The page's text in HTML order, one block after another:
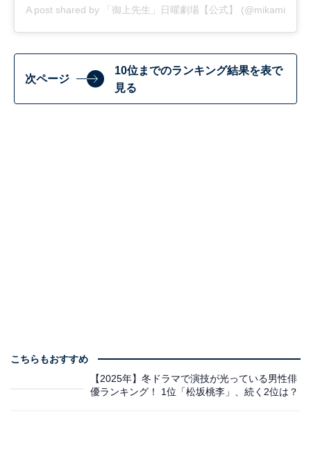
A post shared by 「御上先生」日曜劇場【公式】
次ページ
10位までのランキング結果を表で
見る
こちらもおすすめ
【2025年】冬ドラマで演技が光っている男性俳
優ランキング！ 1位「松坂桃李」、続く2位は？